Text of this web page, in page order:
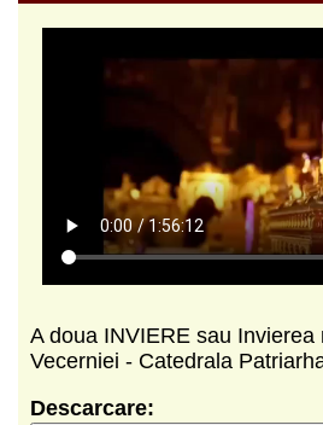
A doua INVIERE sau Invierea
Vecerniei - Catedrala
Descarcare: